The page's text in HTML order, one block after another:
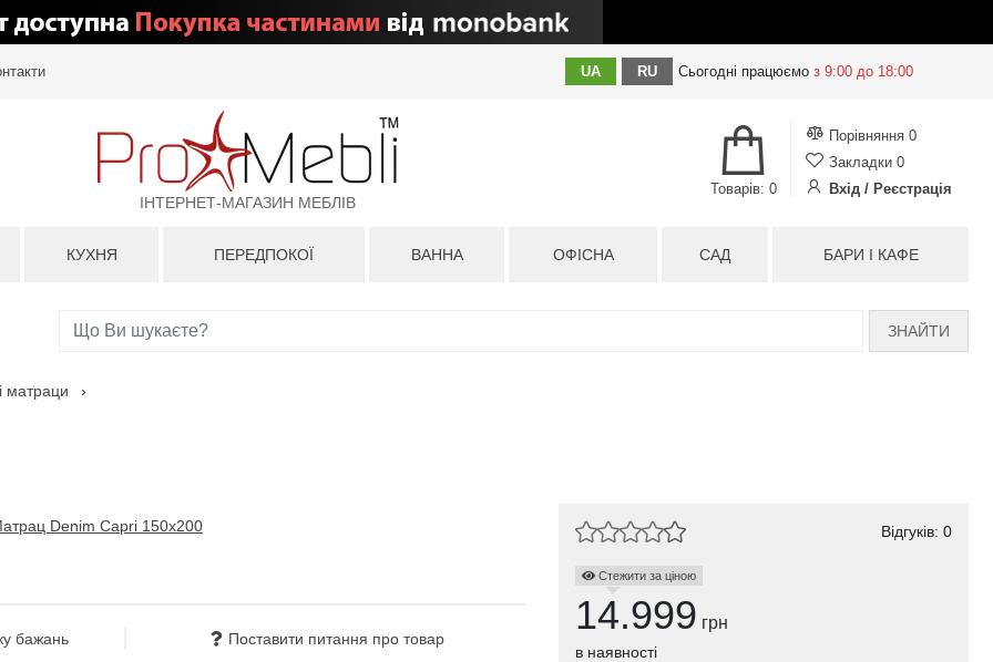
UA RU Сьогодні працюємо з 9:00 до 18:00
ІНТЕРНЕТ-МАГАЗИН МЕБЛІВ
Порівняння 0
Закладки 0
Вхід / Реєстрація
Товарів: 0
КУХНЯ ПЕРЕДПОКОЇ ВАННА ОФІСНА САД БАРИ І КАФЕ
ЗНАЙТИ
матраци ›
бажань Поставити питання про товар
Відгуків: 0
Стежити за ціною
14.999 грн
в наявності